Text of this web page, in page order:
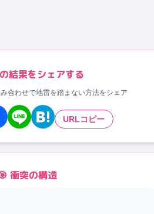
結果をシェアする
合わせで地雷を踏まない方法をシェア
URLコピー
衝突の構造